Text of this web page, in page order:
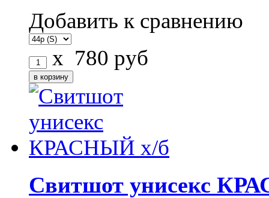
Добавить к сравнению
x 780 руб
Свитшот унисекс